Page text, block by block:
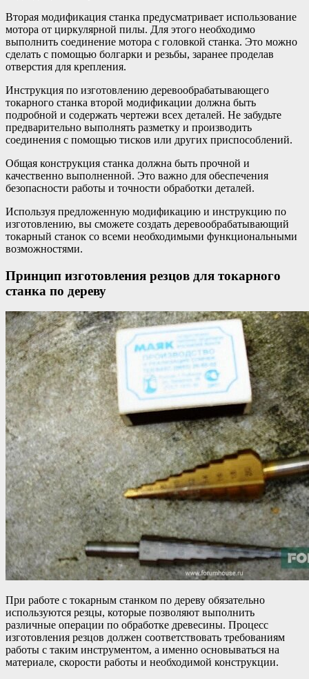
Вторая модификация станка предусматривает использование
мотора от циркулярной пилы. Для этого необходимо
выполнить соединение мотора с головкой станка. Это можно
сделать с помощью болгарки и резьбы, заранее проделав
отверстия для крепления.
Инструкция по изготовлению деревообрабатывающего
токарного станка второй модификации должна быть
подробной и содержать чертежи всех деталей. Не забудьте
предварительно выполнять разметку и производить
соединения с помощью тисков или других приспособлений.
Общая конструкция станка должна быть прочной и
качественно выполненной. Это важно для обеспечения
безопасности работы и точности обработки деталей.
Используя предложенную модификацию и инструкцию по
изготовлению, вы сможете создать деревообрабатывающий
токарный станок со всеми необходимыми функциональными
возможностями.
Принцип изготовления резцов для токарного
станка по дереву
При работе с токарным станком по дереву обязательно
используются резцы, которые позволяют выполнить
различные операции по обработке древесины. Процесс
изготовления резцов должен соответствовать требованиям
работы с таким инструментом, а именно основываться на
материале, скорости работы и необходимой конструкции.